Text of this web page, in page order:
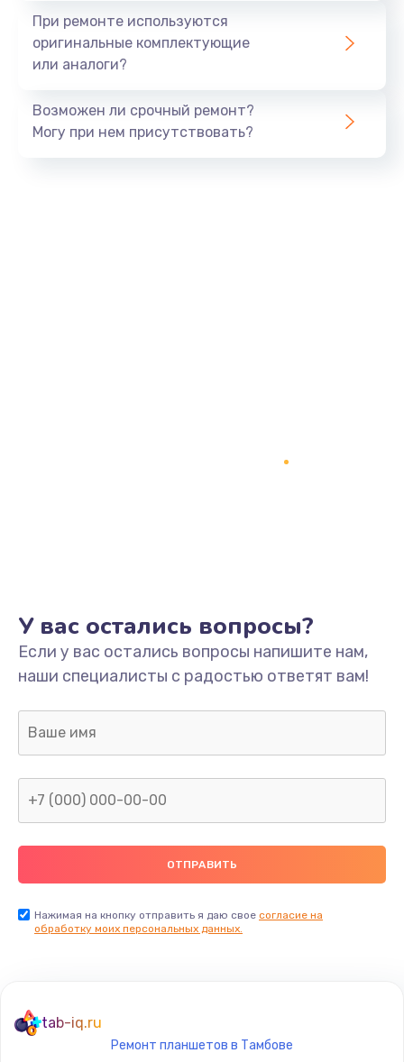
1530 руб.
Замена шлейфа матрицы
Замена процессора
1800 руб.
Замена системы охлаждения
1600 руб.
Замена термопасты
Заказать
При ремонте используются
оригинальные комплектующие
или аналоги?
Возможен ли срочный ремонт?
Могу при нем присутствовать?
У вас остались вопросы?
Если у вас остались вопросы напишите нам,
наши специалисты с радостью ответят вам!
Нажимая на кнопку отправить я даю свое согласие на
обработку моих персональных данных.
tab-iq.ru
Ремонт планшетов в Тамбове